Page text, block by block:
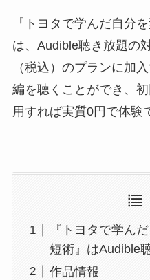
『トヨタで学んだ自分
は、Audible聴き放題の
（税込）のプランに加
編を聴くことができ、
用すれば実質0円で体験
『トヨタで学ん
短術』はAudible
作品情報